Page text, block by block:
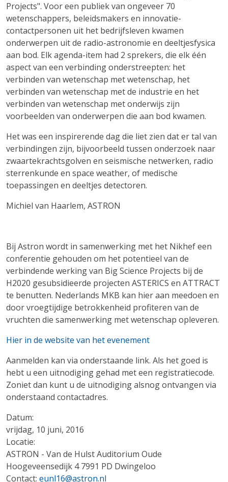
Projects". Voor een publiek van ongeveer 70
wetenschappers, beleidsmakers en innovatie-
contactpersonen uit het bedrijfsleven kwamen
onderwerpen uit de radio-astronomie en deeltjesfysica
aan bod. Elk agenda-item had 2 sprekers, die elk één
aspect van een verbinding onderstreepten: het
verbinden van wetenschap met wetenschap, het
verbinden van wetenschap met de industrie en het
verbinden van wetenschap met onderwijs zijn
voorbeelden van onderwerpen die aan bod kwamen.
Het was een inspirerende dag die liet zien dat er tal van
verbindingen zijn, bijvoorbeeld tussen onderzoek naar
zwaartekrachtsgolven en seismische netwerken, radio
sterrenkunde en space weather, of medische
toepassingen en deeltjes detectoren.
Michiel van Haarlem, ASTRON
Bij Astron wordt in samenwerking met het Nikhef een
conferentie gehouden om het potentieel van de
verbindende werking van Big Science Projects bij de
H2020 gesubsidieerde projecten ASTERICS en ATTRACT
te benutten. Nederlands MKB kan hier aan meedoen en
door vroegtijdige betrokkenheid profiteren van de
vruchten die samenwerking met wetenschap opleveren.
Hier in de website van het evenement
Aanmelden kan via onderstaande link. Als het goed is
hebt u een uitnodiging gehad met een registratiecode.
Zoniet dan kunt u de uitnodiging alsnog ontvangen via
onderstaand contactadres.
Datum:
vrijdag, 10 juni, 2016
Locatie:
ASTRON - Van de Hulst Auditorium Oude
Hoogeveensedijk 4 7991 PD Dwingeloo
Contact: eunl16@astron.nl